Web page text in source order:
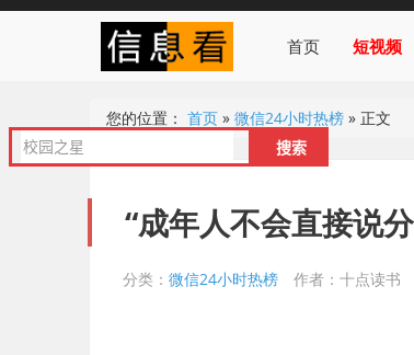
首页 短视频
您的位置： 首页 » 微信24小时热榜 » 正文
“成年人不会直接说
分类： 微信24小时热榜 作者：十点读书